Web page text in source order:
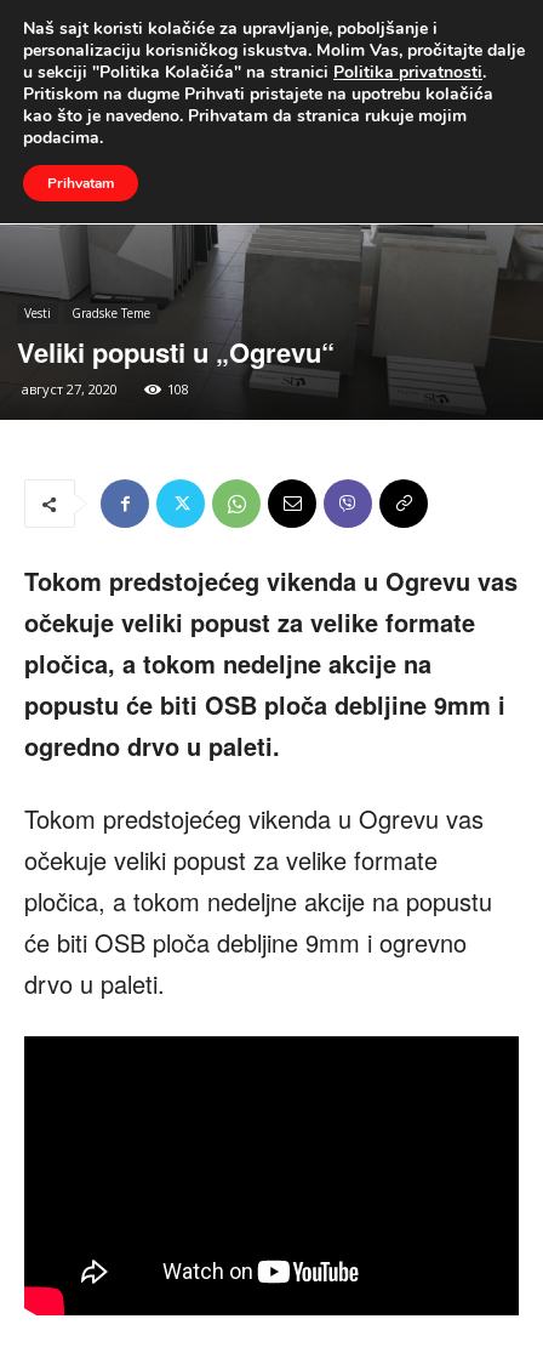
UŽIVO
Naslovna Vesti Gradske Teme
Vesti Gradske Teme
Veliki popusti u „Ogrevu“
август 27, 2020 108
Tokom predstojećeg vikenda u Ogrevu vas
očekuje veliki popust za velike formate
pločica, a tokom nedeljne akcije na
popustu će biti OSB ploča debljine 9mm i
ogredno drvo u paleti.
Tokom predstojećeg vikenda u Ogrevu vas
očekuje veliki popust za velike formate
pločica, a tokom nedeljne akcije na popustu
će biti OSB ploča debljine 9mm i ogrevno
drvo u paleti.
Naš sajt koristi kolačiće za upravljanje, poboljšanje i
personalizaciju korisničkog iskustva. Molim Vas, pročitajte dalje
u sekciji "Politika Kolačića" na stranici Politika privatnosti.
Pritiskom na dugme Prihvati pristajete na upotrebu kolačića
kao što je navedeno. Prihvatam da stranica rukuje mojim
podacima.
Prihvatam